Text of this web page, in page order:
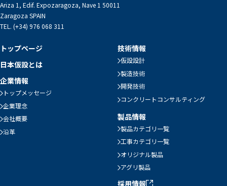
Ariza 1, Edif. Expozaragoza, Nave 1 50011
Zaragoza SPAIN
TEL. (+34) 976 068 311
トップページ
日本仮設とは
企業情報
トップメッセージ
企業理念
会社概要
沿革
技術情報
仮設設計
製造技術
開発技術
コンクリートコンサルティング
製品情報
製品カテゴリ一覧
工事カテゴリ一覧
オリジナル製品
アグリ製品
採用情報